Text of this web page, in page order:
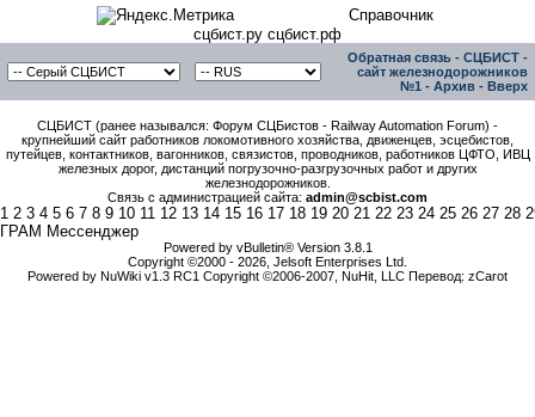
Справочник
сцбист.ру сцбист.рф
Обратная связь - СЦБИСТ -
сайт железнодорожников
№1 - Архив - Вверх
СЦБИСТ (ранее назывался: Форум СЦБистов - Railway Automation Forum) -
крупнейший сайт работников локомотивного хозяйства, движенцев, эсцебистов,
путейцев, контактников, вагонников, связистов, проводников, работников ЦФТО, ИВЦ
железных дорог, дистанций погрузочно-разгрузочных работ и других
железнодорожников.
Связь с администрацией сайта: admin@scbist.com
1 2 3 4 5 6 7 8 9 10 11 12 13 14 15 16 17 18 19 20 21 22 23 24 25 26 27 28
ГРАМ Мессенджер
Powered by vBulletin® Version 3.8.1
Copyright ©2000 - 2026, Jelsoft Enterprises Ltd.
Powered by NuWiki v1.3 RC1 Copyright ©2006-2007, NuHit, LLC Перевод: zCarot